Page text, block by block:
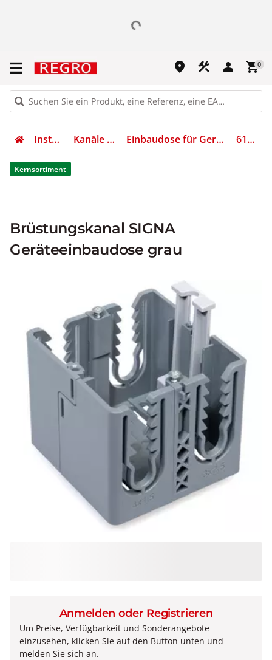
place construction person shopping_cart0
Installation Kanäle Zubehör Einbaudose für Geräteeinbaukanal 6133577
Kernsortiment
Brüstungskanal SIGNA
Geräteeinbaudose grau
Anmelden oder Registrieren
Um Preise, Verfügbarkeit und Sonderangebote
einzusehen, klicken Sie auf den Button unten und
melden Sie sich an.